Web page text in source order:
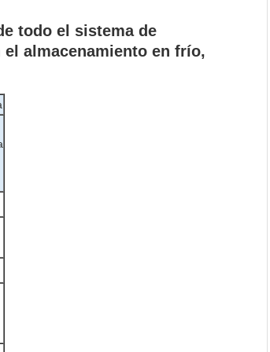
todo el sistema de
almacenamiento en frío,